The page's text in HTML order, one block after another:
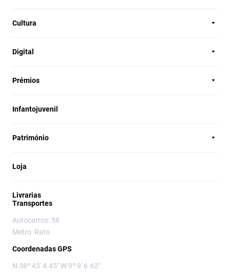
Cultura
Digital
Prémios
Infantojuvenil
Património
Loja
Livrarias
Transportes
Autocarros: 58
Metro: Rato
Coordenadas GPS
N 38º 43' 4.45" W 9º 9' 6.62"